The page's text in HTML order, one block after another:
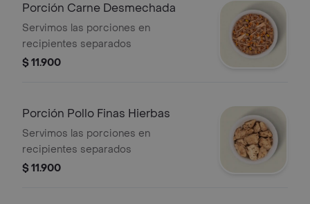
Porción Carne Desmechada
Servimos las porciones en
recipientes separados
$ 11.900
Porción Pollo Finas Hierbas
Servimos las porciones en
recipientes separados
$ 11.900